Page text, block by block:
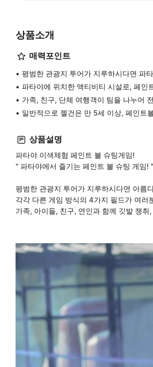
상품소개
매력포인트
평범한 관광지 투어가 지루하시다면 파
파타야에 위치한 액티비티 시설로, 페
가족, 친구, 단체 여행객이 팀을 나누어
일반적으로 젤건은 만 5세 이상, 페인트
상품설명
파타야 이색체험 페인트 볼 슈팅게임!
" 파타야에서 즐기는 페인트 볼 슈팅 게임! "
평범한 관광지 투어가 지루하시다면 아름
각각 다른 게임 방식의 4가지 필드가 여러
가족, 아이들, 친구, 연인과 함께 깃발 쟁